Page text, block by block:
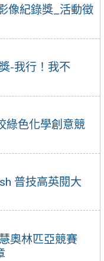
像紀錄獎_活動徵
-我行！我不
綠色化學創意競
普技高英閱大
奧林匹亞競賽